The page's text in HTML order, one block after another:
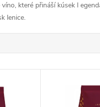
které přináší kúsek l
lenice.